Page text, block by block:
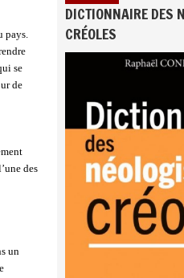
pays.
se
de
des
un
DICTIONNAIRE DES
CRÉOLES